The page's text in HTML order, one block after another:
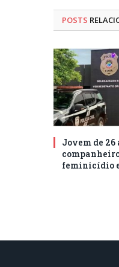
POSTS
Jovem de 26
feminicídio